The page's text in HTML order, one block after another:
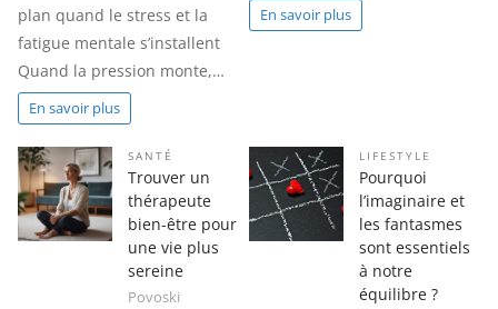
plan quand le stress et la
fatigue mentale s’installent
Quand la pression monte,…
En savoir plus
En savoir plus
SANTÉ
Trouver un
thérapeute
bien-être pour
une vie plus
sereine
Povoski
LIFESTYLE
Pourquoi
l’imaginaire et
les fantasmes
sont essentiels
à notre
équilibre ?